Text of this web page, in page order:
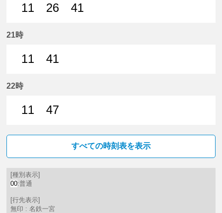
11
26
41
21時
11
41
22時
11
47
すべての時刻表を表示
[種別表示]
00:普通
[行先表示]
無印 : 名鉄一宮